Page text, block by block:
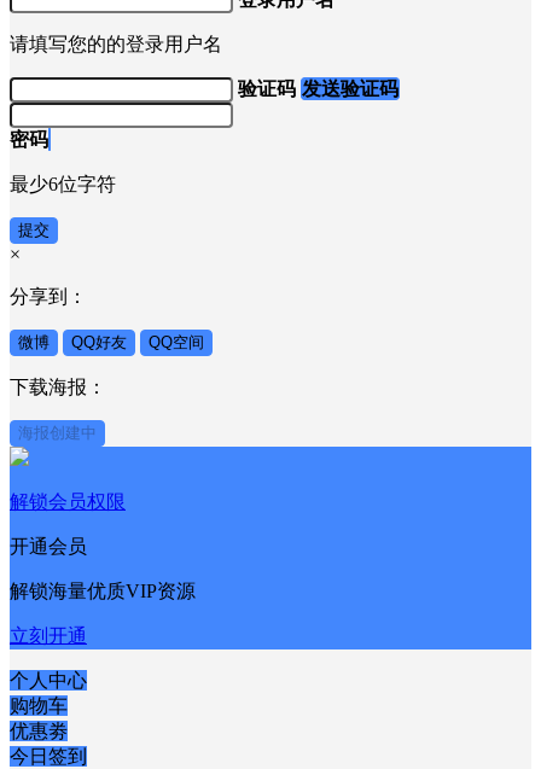
请填写您的的登录用户名
验证码 发送验证码
密码
最少6位字符
提交
×
分享到：
微博 QQ好友 QQ空间
下载海报：
海报创建中
解锁会员权限
开通会员
解锁海量优质VIP资源
立刻开通
个人中心
购物车
优惠劵
今日签到